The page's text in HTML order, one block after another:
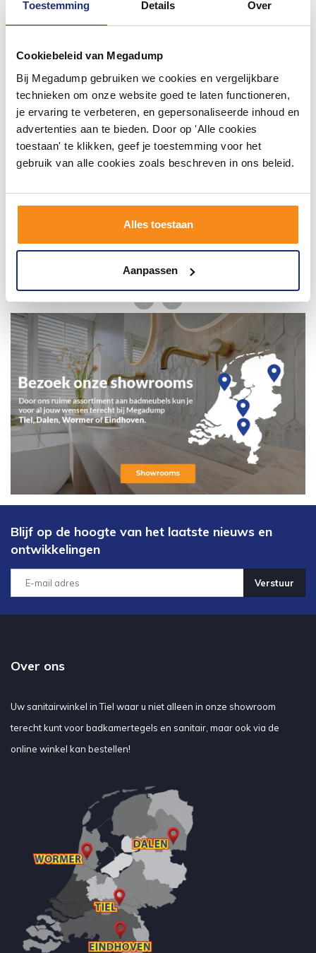
Toestemming Details Over
Cookiebeleid van Megadump
Bij Megadump gebruiken we cookies en vergelijkbare
technieken om onze website goed te laten functioneren,
je ervaring te verbeteren, en gepersonaliseerde inhoud en
advertenties aan te bieden. Door op 'Alle cookies
toestaan' te klikken, geef je toestemming voor het
gebruik van alle cookies zoals beschreven in ons beleid.
Alles toestaan
Aanpassen
Wij geloven in de kracht van delen. Deel jouw
badkamer op Instagram met #mijndroombadkamer
en tag @megadumpnl. Samen bouwen we een
inspirerende omgeving vol met unieke
badkamerstijlen. Doe je mee?
Blijf op de hoogte van het laatste nieuws en
ontwikkelingen
Verstuur
Over ons
Uw sanitairwinkel in Tiel waar u niet alleen in onze showroom
terecht kunt voor badkamertegels en sanitair, maar ook via de
online winkel kan bestellen!